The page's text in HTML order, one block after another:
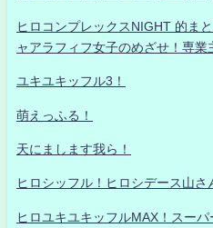
ヒロコンプレックスNIGHT 的ま
ャアラフィフ女子のめざせ！専業
ユキユキッフル3！
萌えっふる！
天にまします我ら！
ヒロシッフル！ヒロシデース山さ
ヒロユキユキッフルMAX！スーパ